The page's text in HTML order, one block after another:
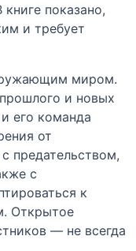
показано,
и требует
миром.
и новых
его команда
от
предательством,
с
к
Открытое
— не всегда